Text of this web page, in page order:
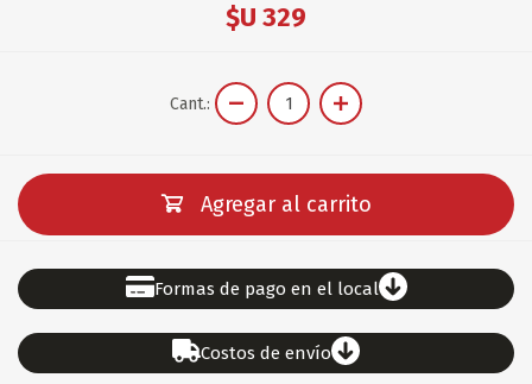
$U 329
Cant.:
Agregar al carrito
Formas de pago en el local
Costos de envío